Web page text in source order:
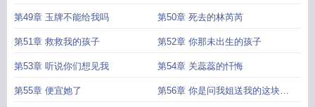
第49章 玉牌不能给我吗 第50章 死去的林芮芮
第51章 救救我的孩子 第52章 你那未出生的孩子
第53章 听说你们想见我 第54章 关蕊蕊的忏悔
第55章 便宜她了 第56章 你是问我姐送我的这块玉